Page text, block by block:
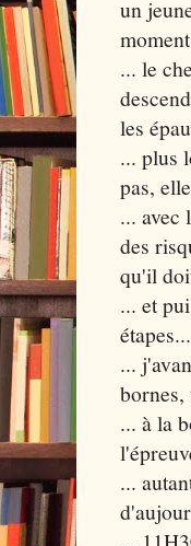
un
... le
les
... plus
pas,
... avec
des
qu'il
... et
étapes...
...
bornes,
... à la
...